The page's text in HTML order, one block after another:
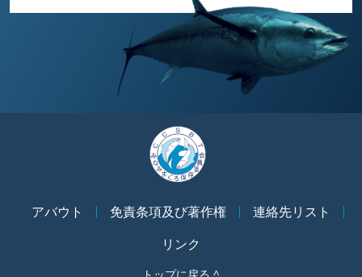
アバウト 免責条項及び著作権
連絡先リスト
リンク